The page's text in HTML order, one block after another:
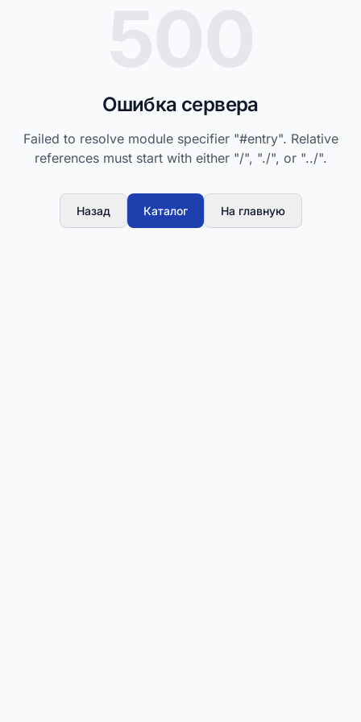
Ошибка сервера
Failed to resolve module specifier "#entry". Relative
references must start with either "/", "./", or "../".
Назад Каталог На главную